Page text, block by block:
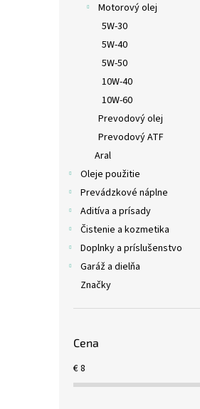
Motorový olej
5W-30
5W-40
5W-50
10W-40
10W-60
Prevodový olej
Prevodový ATF
Aral
Oleje použitie
Prevádzkové náplne
Aditíva a prísady
Čistenie a kozmetika
Doplnky a príslušenstvo
Garáž a dielňa
Značky
Cena
€8